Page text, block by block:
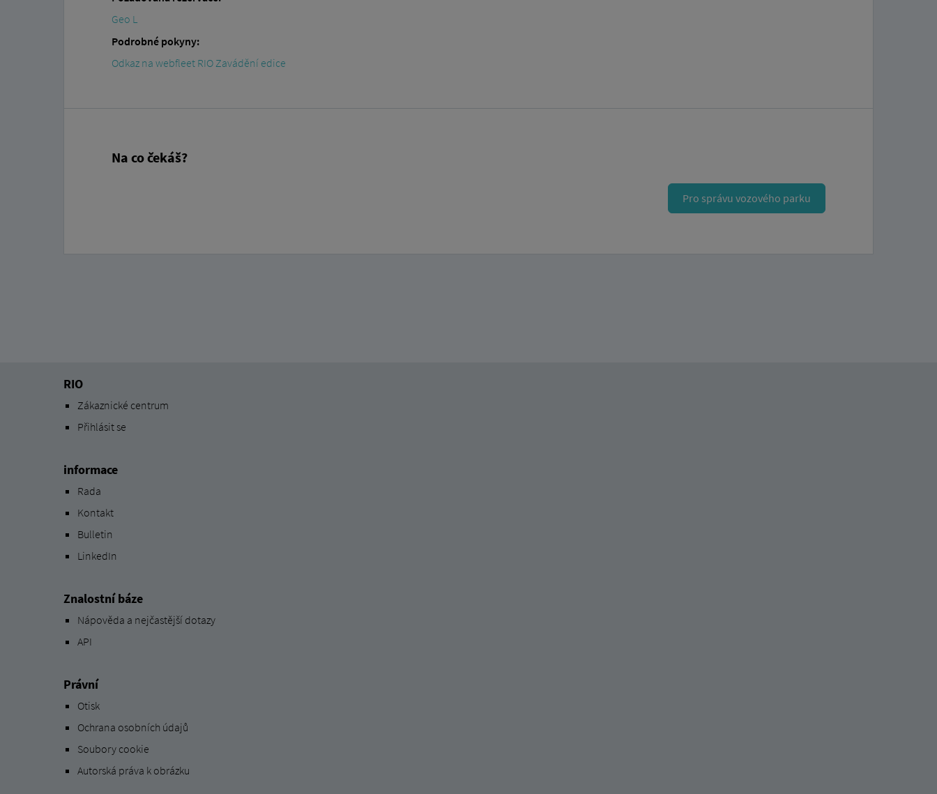
Geo L
Podrobné pokyny:
Odkaz na webfleet RIO Zavádění edice
Na co čekáš?
Pro správu vozového parku
RIO
Zákaznické centrum
Přihlásit se
informace
Rada
Kontakt
Bulletin
LinkedIn
Znalostní báze
Nápověda a nejčastější dotazy
API
Právní
Otisk
Ochrana osobních údajů
Soubory cookie
Autorská práva k obrázku